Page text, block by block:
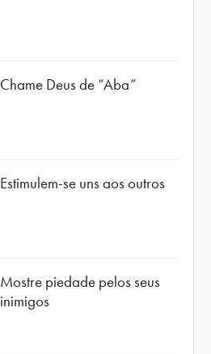
Chame Deus de “Aba”
Estimulem-se uns aos outros
Mostre piedade pelos seus
inimigos